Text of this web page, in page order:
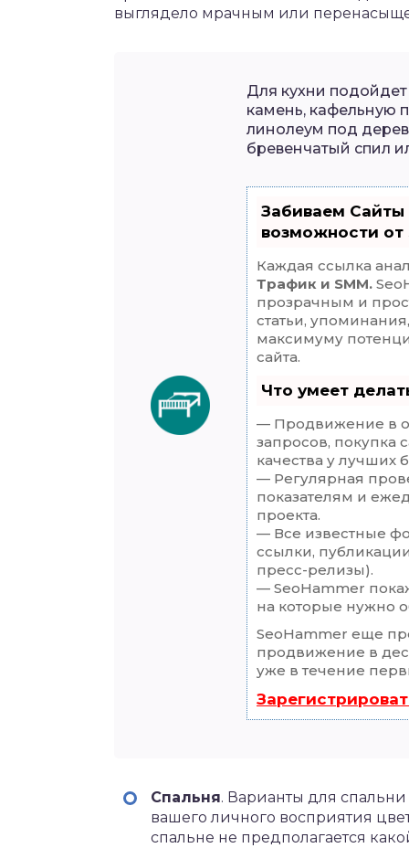
выглядело мрачным или
Для кухни
камень, кафельную
линолеум под
бревенчатый спил
Забиваем
возможности от
Каждая ссылка
Трафик и SMM.
прозрачным и
статьи,
максимуму
сайта.
Что умеет
— Продвижение в
запросов, покупка
качества у лучших
— Регулярная
показателям и
проекта.
— Все известные
ссылки,
пресс-релизы).
— SeoHammer
на которые нужно
SeoHammer еще
продвижение в
уже в течение
Спальня. Варианты для спальни
вашего личного восприятия
спальне не предполагается